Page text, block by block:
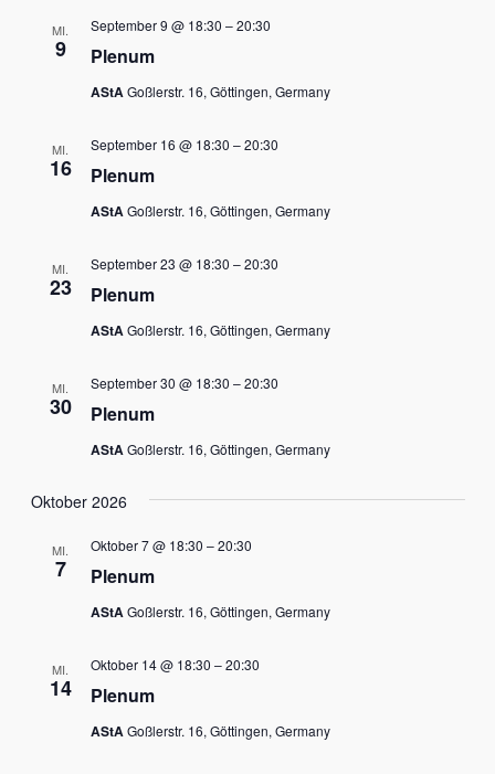
MI.
9 Plenum
September 9 @ 18:30 –20:30
AStAGoßlerstr. 16, Göttingen, Germany
MI.
16 Plenum
September 16 @ 18:30 –20:30
AStAGoßlerstr. 16, Göttingen, Germany
MI.
23 Plenum
September 23 @ 18:30 –20:30
AStAGoßlerstr. 16, Göttingen, Germany
MI.
30 Plenum
September 30 @ 18:30 –20:30
AStAGoßlerstr. 16, Göttingen, Germany
Oktober 2026
MI.
7 Plenum
Oktober 7 @ 18:30 –20:30
AStAGoßlerstr. 16, Göttingen, Germany
MI.
14 Plenum
Oktober 14 @ 18:30 –20:30
AStAGoßlerstr. 16, Göttingen, Germany